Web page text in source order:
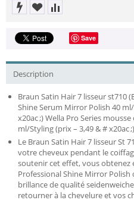
Save
Description
Braun Satin Hair 7 lisseur st710
Shine Serum Mirror Polish 40
x20ac ;) Wella Pro Series
ml/Styling (prix – 3,49 & # x20ac ;)
Le Braun Satin Hair 7 lisseur St
votre cheveux pendant le
soutenir cet effet, vous obtenez
Professional Shine Mirror Polish
brillance de qualité
retourner à la chevelure et vos